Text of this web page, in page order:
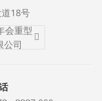
18号
会重型
公司